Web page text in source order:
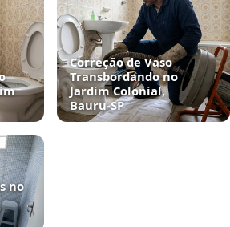
Correção de Vaso
Transbordando no
Jardim Colonial,
Bauru‑SP
no